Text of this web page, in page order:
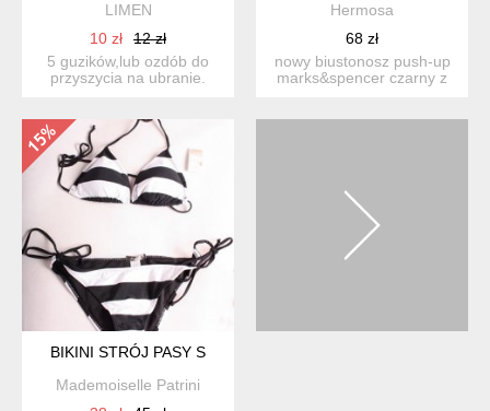
LIMEN
10 zł
12 zł
5 guzików,lub ozdób do
przyszycia na ubranie.
Hermosa
68 zł
nowy biustonosz push-up
marks&spencer czarny z
BIKINI STRÓJ PASY S
Mademoiselle Patrini